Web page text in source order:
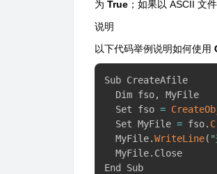
为 True ；如果以 ASCII 文
说明
以下代码举例说明如何使用
Sub CreateAfile
  Dim fso
,
MyFile
  Set fso
=
  Set MyFile
= fso.
  MyFile
.WriteLine( "
  MyFile
. Close
End Sub